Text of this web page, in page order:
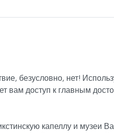
безусловно, нет!
вам доступ к главным
капеллу и музеи